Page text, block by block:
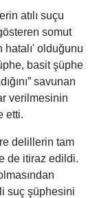
atılı suçu
somut
hatalı' olduğunu
basit şüphe
savunan
verilmesinin
etti.
delillerin tam
de itiraz edildi.
suç şüphesini